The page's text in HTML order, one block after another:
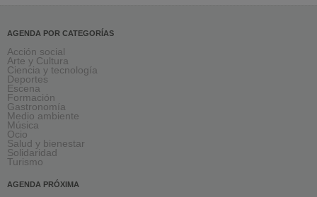
AGENDA POR CATEGORÍAS
Acción social
Arte y Cultura
Ciencia y tecnología
Deportes
Escena
Formación
Gastronomía
Medio ambiente
Música
Ocio
Salud y bienestar
Solidaridad
Turismo
AGENDA PRÓXIMA